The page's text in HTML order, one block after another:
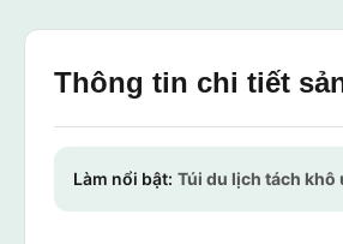
Thông tin chi tiết
Làm nổi bật: Túi du lịch tách khô